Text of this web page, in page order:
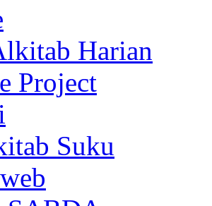
Harian
Project
Suku